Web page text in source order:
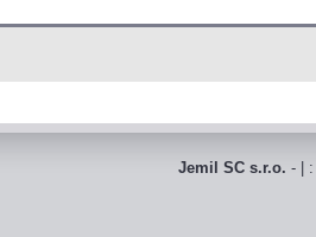
Jemil SC s.r.o. - |